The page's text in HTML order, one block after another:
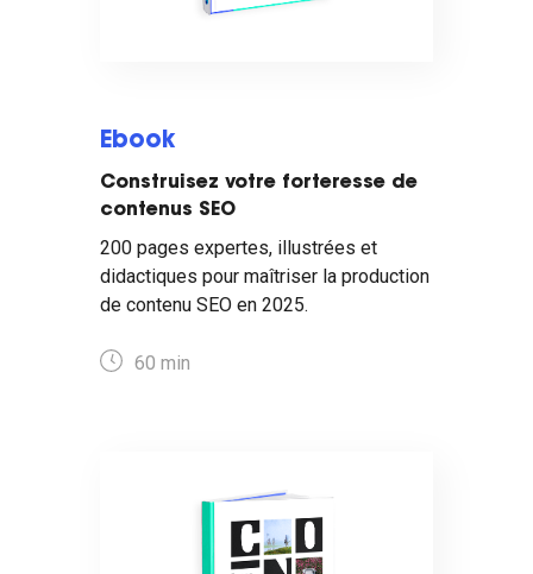
Ebook
Construisez votre forteresse de
contenus SEO
200 pages expertes, illustrées et
didactiques pour maîtriser la production
de contenu SEO en 2025.
60 min